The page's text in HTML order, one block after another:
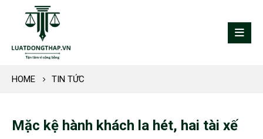
HOME TIN TỨC
Mặc kệ hành khách la hét, hai tài xế